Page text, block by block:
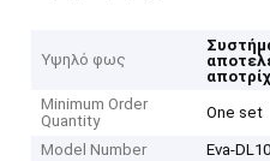
Υψηλό φως
Minimum Order
Quantity
One set
Model Number
Eva-